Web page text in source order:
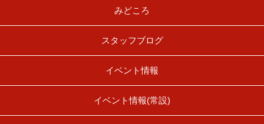
みどころ
スタッフブログ
イベント情報
イベント情報(常設)